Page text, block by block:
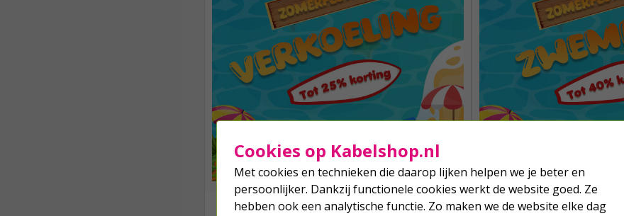
SHOP NU SHOP NU
Cookies op Kabelshop.nl
Met cookies en technieken die daarop lijken helpen we je beter en
persoonlijker. Dankzij functionele cookies werkt de website goed. Ze
hebben ook een analytische functie. Zo maken we de website elke dag